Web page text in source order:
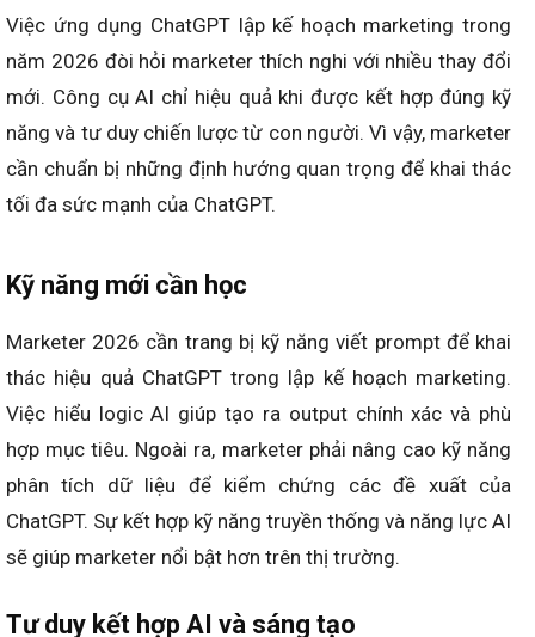
AI và kinh nghiệm con người sẽ tạo ra chiến lược hiệu
quả hơn.
Định hướng cho marketer 2026 khi
ứng dụng ChatGPT lập kế hoạch
Việc ứng dụng ChatGPT lập kế hoạch marketing trong
năm 2026 đòi hỏi marketer thích nghi với nhiều thay đổi
mới. Công cụ AI chỉ hiệu quả khi được kết hợp đúng kỹ
năng và tư duy chiến lược từ con người. Vì vậy, marketer
cần chuẩn bị những định hướng quan trọng để khai thác
tối đa sức mạnh của ChatGPT.
Kỹ năng mới cần học
Marketer 2026 cần trang bị kỹ năng viết prompt để khai